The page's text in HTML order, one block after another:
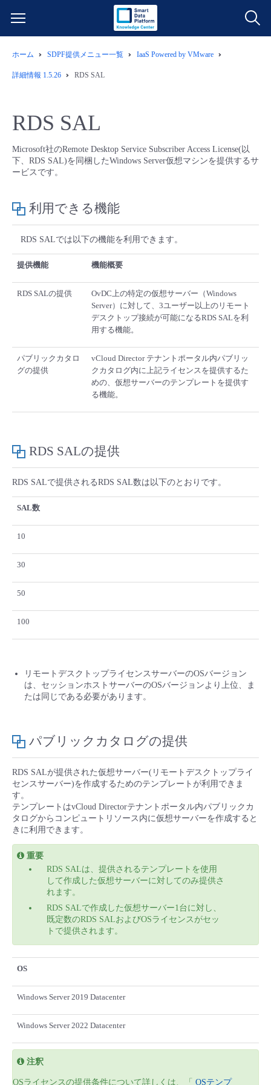
サービス一覧
クラウド/サーバー
ネットワーク
モニタリング/監査
サポート
データ利活用
クラウド/サーバー
モニタリング/監査
すべてのメニューを見る
料金情報
料金シミュレーター
クラウド/サーバー
ネットワーク
サポート
ご利用開始ガイド
- 新規お申し込み方法
- ユーザー機能の管理
- 登録情報の管理
- APIリファレンス
- クラウド / サーバー
ユースケース
- バックアップ
- セキュリティ・監査
- マルチクラウド利用
- その他
故障/メンテナンス情報
サービス稼働状況
故障/メンテナンス履歴
定期メンテナンス
パートナー
販売パートナー向けプログラム
協業パートナー
トレーニング/操作動画
脱炭素化
ホーム SDPF提供メニュー一覧 IaaS Powered by VMware
詳細情報 1.5.26 RDS SAL
RDS SAL
Microsoft社のRemote Desktop Service Subscriber Access License(以
下、RDS SAL)を同梱したWindows Server仮想マシンを提供するサ
ービスです。
利用できる機能
RDS SALでは以下の機能を利用できます。
提供機能 機能概要
RDS SALの提供
OvDC上の特定の仮想サーバー（Windows
Server）に対して、3ユーザー以上のリモート
デスクトップ接続が可能になるRDS SALを利
用する機能。
パブリックカタロ
グの提供
vCloud Director テナントポータル内パブリッ
クカタログ内に上記ライセンスを提供するた
めの、仮想サーバーのテンプレートを提供す
る機能。
RDS SALの提供
RDS SALで提供されるRDS SAL数は以下のとおりです。
SAL数
10
30
50
100
リモートデスクトップライセンスサーバーのOSバージョン
は、セッションホストサーバーのOSバージョンより上位、ま
たは同じである必要があります。
パブリックカタログの提供
RDS SALが提供された仮想サーバー(リモートデスクトップライ
センスサーバー)を作成するためのテンプレートが利用できま
す。
テンプレートはvCloud Directorテナントポータル内パブリックカ
タログからコンピュートリソース内に仮想サーバーを作成すると
きに利用できます。
重要
RDS SALは、提供されるテンプレートを使用
して作成した仮想サーバーに対してのみ提供さ
れます。
RDS SALで作成した仮想サーバー1台に対し、
既定数のRDS SALおよびOSライセンスがセッ
トで提供されます。
OS
Windows Server 2019 Datacenter
Windows Server 2022 Datacenter
注釈
OSライセンスの提供条件について詳しくは、「 OSテンプ